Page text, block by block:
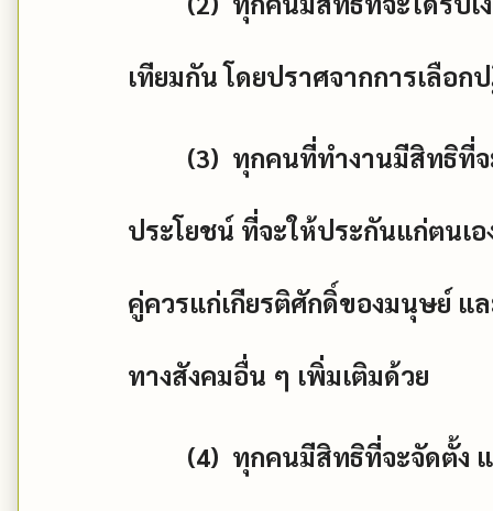
เทียมกัน โดยปราศจากการเลือก
(3) ทุกคนที่ทำงานมีสิทธิที่จ
ประโยชน์ ที่จะให้ประกันแก่ตนเ
คู่ควรแก่เกียรติศักดิ์ของมนุษย์ แ
ทางสังคมอื่น ๆ เพิ่มเติมด้วย
(4) ทุกคนมีสิทธิที่จะจัดตั้ง